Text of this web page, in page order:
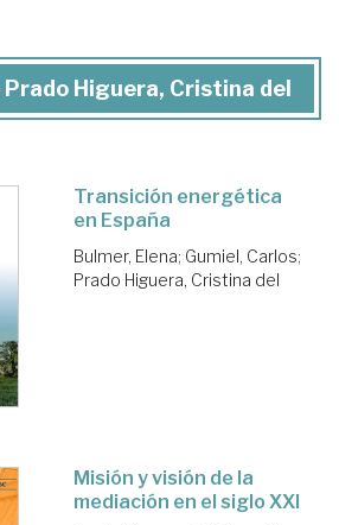
Higuera, Cristina del
Transición energética
en España
Bulmer, Elena; Gumiel, Carlos;
Prado Higuera, Cristina del
Misión y visión de la
mediación en el siglo XXI